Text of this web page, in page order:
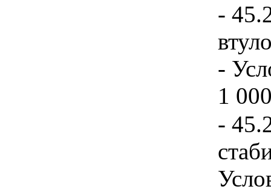
-
-
1
-